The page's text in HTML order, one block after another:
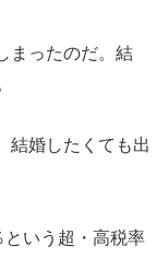
まったのだ。結
結婚したくても出
いう超・高税率